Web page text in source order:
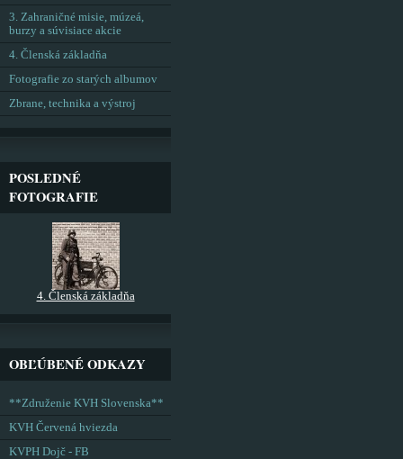
3. Zahraničné misie, múzeá,
burzy a súvisiace akcie
4. Členská základňa
Fotografie zo starých albumov
Zbrane, technika a výstroj
POSLEDNÉ
FOTOGRAFIE
4. Členská základňa
OBĽÚBENÉ ODKAZY
**Združenie KVH Slovenska**
KVH Červená hviezda
KVPH Dojč - FB